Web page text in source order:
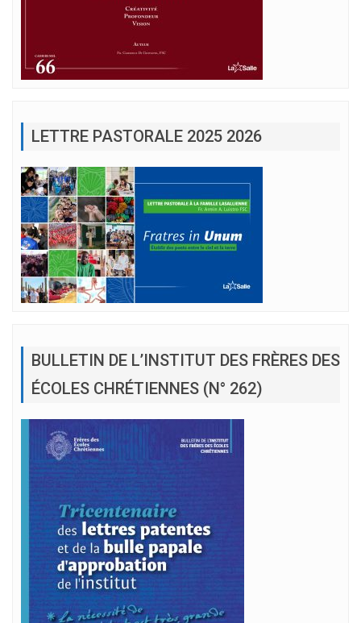
LETTRE PASTORALE 2025 2026
BULLETIN DE L’INSTITUT DES FRÈRES DES
ÉCOLES CHRÉTIENNES (N° 262)